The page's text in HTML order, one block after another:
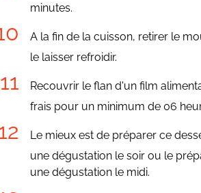
minutes.
A la fin de la cuisson, retirer le
le laisser refroidir.
Recouvrir le flan d'un film
frais pour un minimum de 06
Le mieux est de préparer ce
une dégustation le soir ou le
une dégustation le midi.